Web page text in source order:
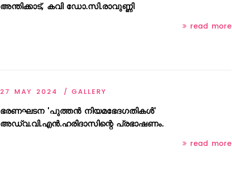
അന്തിക്കാട്, കവി ഡോ.സി.രാവുണ്ണി
read more
27 MAY 2024 GALLERY
ഭരണഘടന 'പുത്തൻ നിയമഭേദഗതികൾ'
അഡ്വ.വി.എൻ.ഹരിദാസിന്റെ പ്രഭാഷണം.
read more